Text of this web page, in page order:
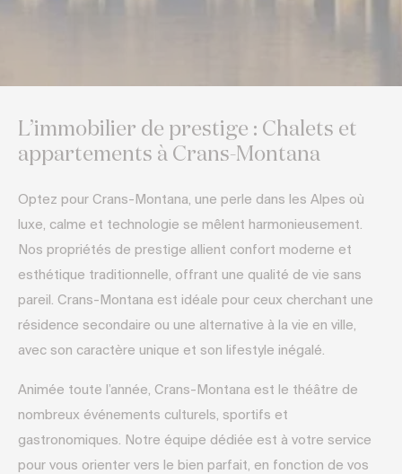
L’immobilier de prestige : Chalets et
appartements à Crans-Montana
Optez pour Crans-Montana, une perle dans les Alpes où
luxe, calme et technologie se mêlent harmonieusement.
Nos propriétés de prestige allient confort moderne et
esthétique traditionnelle, offrant une qualité de vie sans
pareil. Crans-Montana est idéale pour ceux cherchant une
résidence secondaire ou une alternative à la vie en ville,
avec son caractère unique et son lifestyle inégalé.
Animée toute l’année, Crans-Montana est le théâtre de
nombreux événements culturels, sportifs et
gastronomiques. Notre équipe dédiée est à votre service
pour vous orienter vers le bien parfait, en fonction de vos